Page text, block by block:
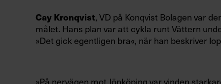
Cay Kronqvist, VD på Konqvist Bolagen var
målet. Hans plan var att cykla runt Vättern
»Det gick egentligen bra«, när han beskriver
»På nervägen mot Jönköping var vinden